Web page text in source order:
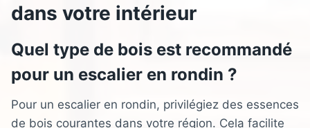
dans votre intérieur
Quel type de bois est recommandé
pour un escalier en rondin ?
Pour un escalier en rondin, privilégiez des essences
de bois courantes dans votre région. Cela facilite